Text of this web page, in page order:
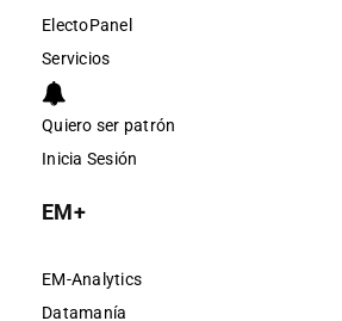
ElectoPanel
Servicios
Quiero ser patrón
Inicia Sesión
EM+
EM-Analytics
Datamanía